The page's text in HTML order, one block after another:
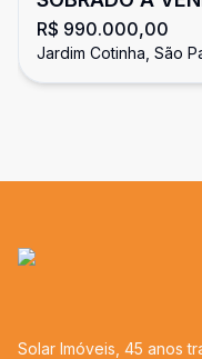
R$ 990.000,00
Jardim Cotinha, São
Solar Imóveis, 45 anos